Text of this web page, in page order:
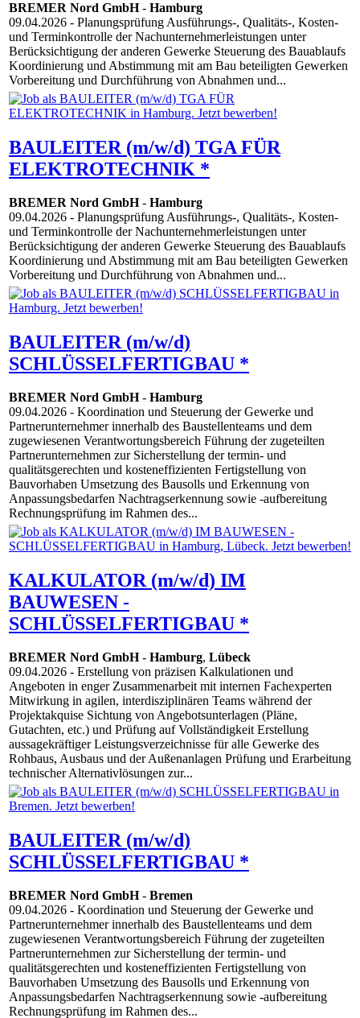
BREMER Nord GmbH- Hamburg
09.04.2026 - Planungsprüfung Ausführungs-, Qualitäts-, Kosten-
und Terminkontrolle der Nachunternehmerleistungen unter
Berücksichtigung der anderen Gewerke Steuerung des Bauablaufs
Koordinierung und Abstimmung mit am Bau beteiligten Gewerken
Vorbereitung und Durchführung von Abnahmen und...
BAULEITER (m/w/d) TGA FÜR
ELEKTROTECHNIK *
BREMER Nord GmbH- Hamburg
09.04.2026 - Planungsprüfung Ausführungs-, Qualitäts-, Kosten-
und Terminkontrolle der Nachunternehmerleistungen unter
Berücksichtigung der anderen Gewerke Steuerung des Bauablaufs
Koordinierung und Abstimmung mit am Bau beteiligten Gewerken
Vorbereitung und Durchführung von Abnahmen und...
BAULEITER (m/w/d)
SCHLÜSSELFERTIGBAU *
BREMER Nord GmbH- Hamburg
09.04.2026 - Koordination und Steuerung der Gewerke und
Partnerunternehmer innerhalb des Baustellenteams und dem
zugewiesenen Verantwortungsbereich Führung der zugeteilten
Partnerunternehmen zur Sicherstellung der termin- und
qualitätsgerechten und kosteneffizienten Fertigstellung von
Bauvorhaben Umsetzung des Bausolls und Erkennung von
Anpassungsbedarfen Nachtragserkennung sowie -aufbereitung
Rechnungsprüfung im Rahmen des...
KALKULATOR (m/w/d) IM
BAUWESEN -
SCHLÜSSELFERTIGBAU *
BREMER Nord GmbH- Hamburg, Lübeck
09.04.2026 - Erstellung von präzisen Kalkulationen und
Angeboten in enger Zusammenarbeit mit internen Fachexperten
Mitwirkung in agilen, interdisziplinären Teams während der
Projektakquise Sichtung von Angebotsunterlagen (Pläne,
Gutachten, etc.) und Prüfung auf Vollständigkeit Erstellung
aussagekräftiger Leistungsverzeichnisse für alle Gewerke des
Rohbaus, Ausbaus und der Außenanlagen Prüfung und Erarbeitung
technischer Alternativlösungen zur...
BAULEITER (m/w/d)
SCHLÜSSELFERTIGBAU *
BREMER Nord GmbH- Bremen
09.04.2026 - Koordination und Steuerung der Gewerke und
Partnerunternehmer innerhalb des Baustellenteams und dem
zugewiesenen Verantwortungsbereich Führung der zugeteilten
Partnerunternehmen zur Sicherstellung der termin- und
qualitätsgerechten und kosteneffizienten Fertigstellung von
Bauvorhaben Umsetzung des Bausolls und Erkennung von
Anpassungsbedarfen Nachtragserkennung sowie -aufbereitung
Rechnungsprüfung im Rahmen des...